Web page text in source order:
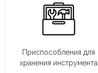
Приспособления для
хранения инструмента